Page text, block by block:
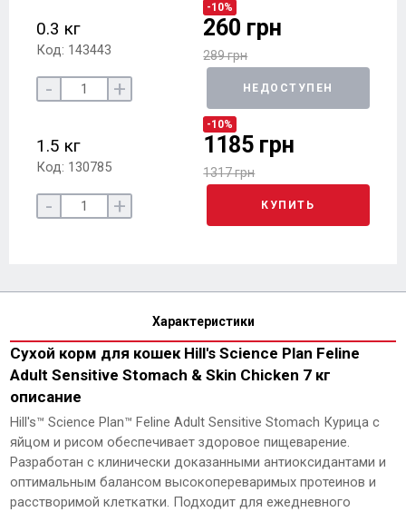
0.3 кг
Код: 143443
-10%
260 грн
289 грн
- + НЕДОСТУПЕН
1.5 кг
Код: 130785
-10%
1185 грн
1317 грн
- + КУПИТЬ
Характеристики
Сухой корм для кошек Hill's Science Plan Feline
Adult Sensitive Stomach & Skin Chicken 7 кг
описание
Hill's™ Science Plan™ Feline Adult Sensitive Stomach Курица с
яйцом и рисом обеспечивает здоровое пищеварение.
Разработан с клинически доказанными антиоксидантами и
оптимальным балансом высокопереваримых протеинов и
расстворимой клеткатки. Подходит для ежедневного